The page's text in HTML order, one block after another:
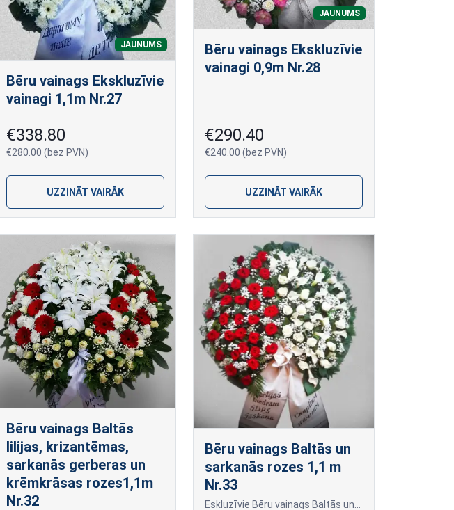
JAUNUMS
Bēru vainags Ekskluzīvie
vainagi 1,1m Nr.27
€338.80
€280.00 (bez PVN)
UZZINĀT VAIRĀK
JAUNUMS
Bēru vainags Ekskluzīvie
vainagi 0,9m Nr.28
€290.40
€240.00 (bez PVN)
UZZINĀT VAIRĀK
Bēru vainags Baltās
lilijas, krizantēmas,
sarkanās gerberas un
krēmkrāsas rozes1,1m
Nr.32
Bēru vainags Baltās un
sarkanās rozes 1,1 m
Nr.33